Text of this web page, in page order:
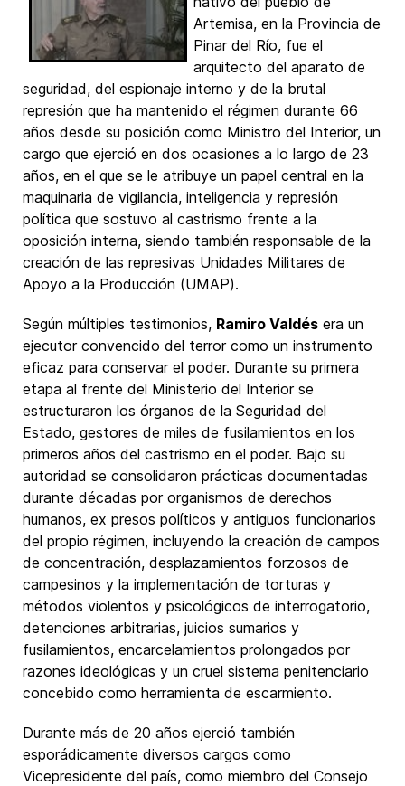
Artemisa, en la Provincia de
Pinar del Río, fue el
arquitecto del aparato de
seguridad, del espionaje interno y de la brutal
represión que ha mantenido el régimen durante 66
años desde su posición como Ministro del Interior, un
cargo que ejerció en dos ocasiones a lo largo de 23
años, en el que se le atribuye un papel central en la
maquinaria de vigilancia, inteligencia y represión
política que sostuvo al castrismo frente a la
oposición interna, siendo también responsable de la
creación de las represivas Unidades Militares de
Apoyo a la Producción (UMAP).
Según múltiples testimonios, Ramiro Valdés era un
ejecutor convencido del terror como un instrumento
eficaz para conservar el poder. Durante su primera
etapa al frente del Ministerio del Interior se
estructuraron los órganos de la Seguridad del
Estado, gestores de miles de fusilamientos en los
primeros años del castrismo en el poder. Bajo su
autoridad se consolidaron prácticas documentadas
durante décadas por organismos de derechos
humanos, ex presos políticos y antiguos funcionarios
del propio régimen, incluyendo la creación de campos
de concentración, desplazamientos forzosos de
campesinos y la implementación de torturas y
métodos violentos y psicológicos de interrogatorio,
detenciones arbitrarias, juicios sumarios y
fusilamientos, encarcelamientos prolongados por
razones ideológicas y un cruel sistema penitenciario
concebido como herramienta de escarmiento.
Durante más de 20 años ejerció también
esporádicamente diversos cargos como
Vicepresidente del país, como miembro del Consejo